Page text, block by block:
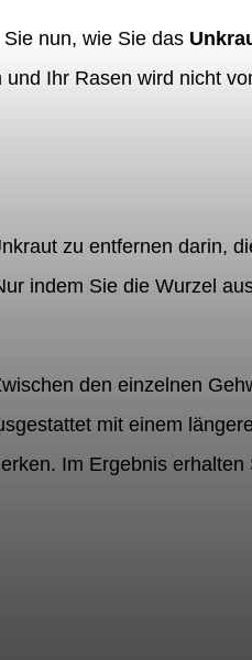
nun, wie Sie das
Ihr Rasen wird nicht
zu entfernen darin,
indem Sie die Wurzel
den einzelnen
mit einem
Im Ergebnis erhalten